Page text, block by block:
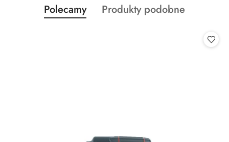
Pomiń karuzelę produktów
Produkty
o
Polecamy
Produkty
Produkty podobne